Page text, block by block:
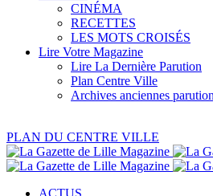
CINÉMA
RECETTES
LES MOTS CROISÉS
Lire Votre Magazine
Lire La Dernière Parution
Plan Centre Ville
Archives anciennes
PLAN DU CENTRE VILLE
ACTUS